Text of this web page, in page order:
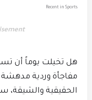
Recent in Sports
هل تخيلت يوماً أن
مفاجأة وردية
الحقيقية والشيقة،